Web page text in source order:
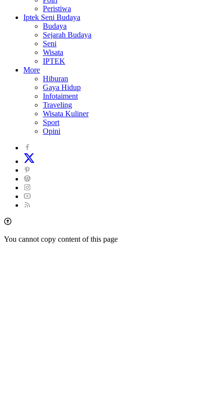
Peristiwa
Iptek Seni Budaya
Budaya
Sejarah Budaya
Seni
Wisata
IPTEK
More
Hiburan
Gaya Hidup
Infotaiment
Traveling
Wisata Kuliner
Sport
Opini
You cannot copy content of this page